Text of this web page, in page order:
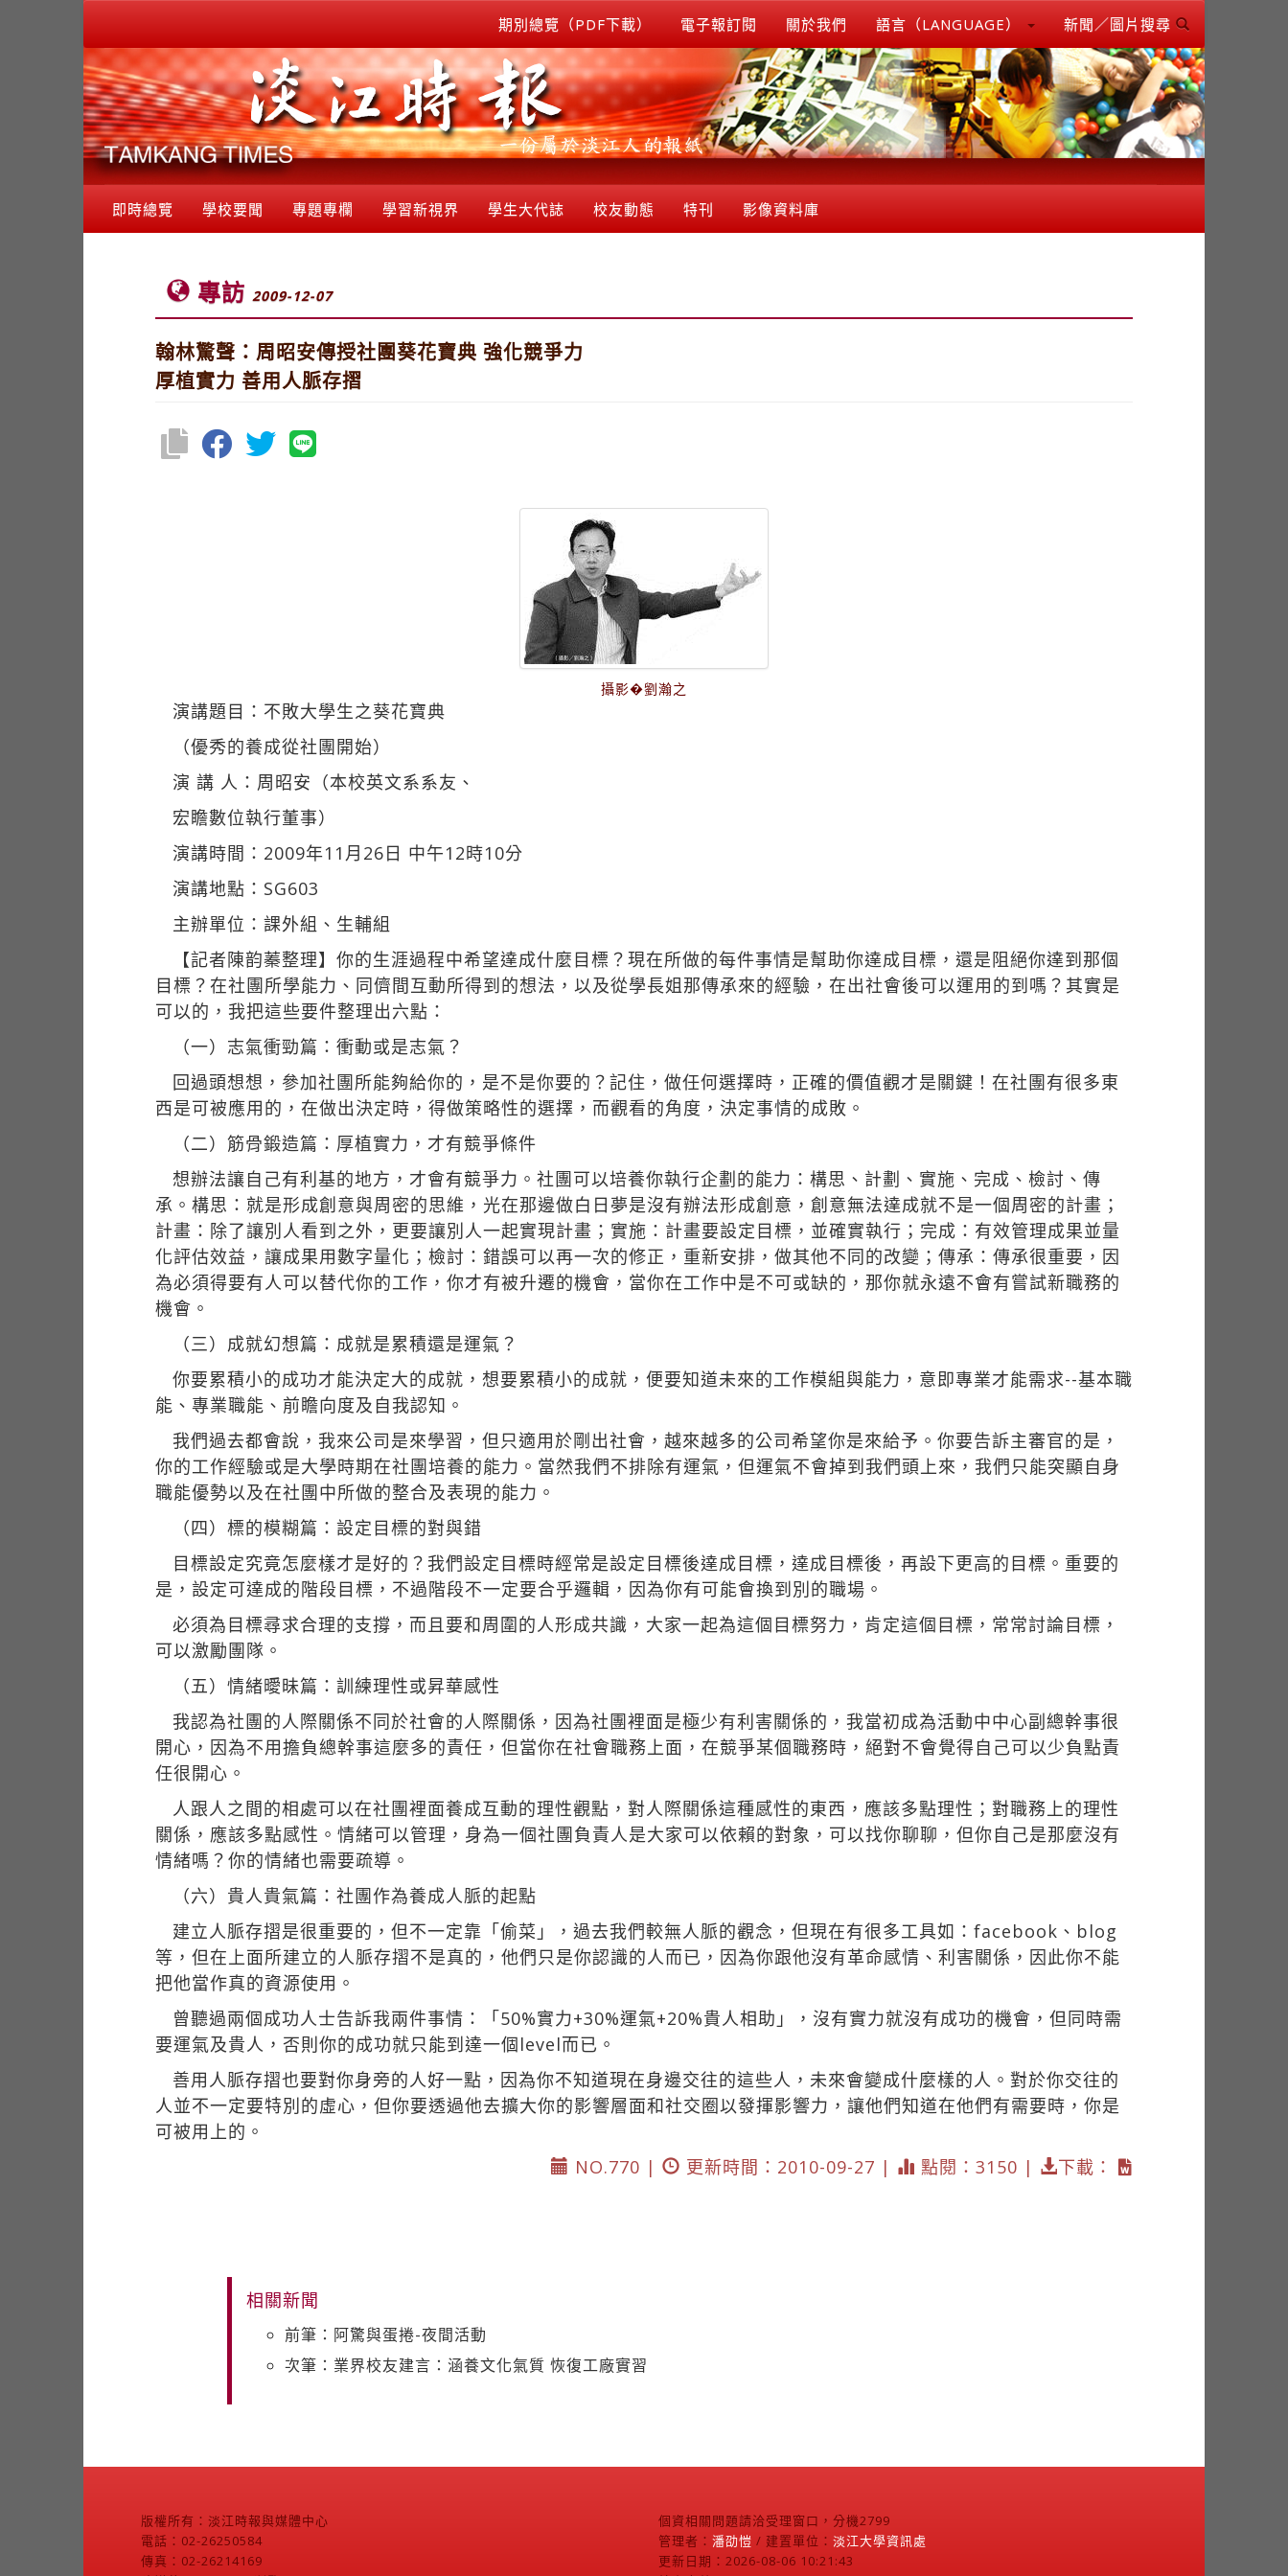
期別總覽（PDF下載） 電子報訂閱 關於我們 語言（LANGUAGE） 新聞／圖片搜尋
即時總覽 學校要聞 專題專欄 學習新視界 學生大代誌 校友動態 特刊 影像資料庫
專訪 2009-12-07
翰林驚聲：周昭安傳授社團葵花寶典 強化競爭力
厚植實力 善用人脈存摺
攝影�劉瀚之
演講題目：不敗大學生之葵花寶典
（優秀的養成從社團開始）
演 講 人：周昭安（本校英文系系友、
宏瞻數位執行董事）
演講時間：2009年11月26日 中午12時10分
演講地點：SG603
主辦單位：課外組、生輔組
【記者陳韵蓁整理】你的生涯過程中希望達成什麼目標？現在所做的每件事情是幫助你達成目標，還是阻絕你達到那個
目標？在社團所學能力、同儕間互動所得到的想法，以及從學長姐那傳承來的經驗，在出社會後可以運用的到嗎？其實是
可以的，我把這些要件整理出六點：
（一）志氣衝勁篇：衝動或是志氣？
回過頭想想，參加社團所能夠給你的，是不是你要的？記住，做任何選擇時，正確的價值觀才是關鍵！在社團有很多東
西是可被應用的，在做出決定時，得做策略性的選擇，而觀看的角度，決定事情的成敗。
（二）筋骨鍛造篇：厚植實力，才有競爭條件
想辦法讓自己有利基的地方，才會有競爭力。社團可以培養你執行企劃的能力：構思、計劃、實施、完成、檢討、傳
承。構思：就是形成創意與周密的思維，光在那邊做白日夢是沒有辦法形成創意，創意無法達成就不是一個周密的計畫；
計畫：除了讓別人看到之外，更要讓別人一起實現計畫；實施：計畫要設定目標，並確實執行；完成：有效管理成果並量
化評估效益，讓成果用數字量化；檢討：錯誤可以再一次的修正，重新安排，做其他不同的改變；傳承：傳承很重要，因
為必須得要有人可以替代你的工作，你才有被升遷的機會，當你在工作中是不可或缺的，那你就永遠不會有嘗試新職務的
機會。
（三）成就幻想篇：成就是累積還是運氣？
你要累積小的成功才能決定大的成就，想要累積小的成就，便要知道未來的工作模組與能力，意即專業才能需求--基本職
能、專業職能、前瞻向度及自我認知。
我們過去都會說，我來公司是來學習，但只適用於剛出社會，越來越多的公司希望你是來給予。你要告訴主審官的是，
你的工作經驗或是大學時期在社團培養的能力。當然我們不排除有運氣，但運氣不會掉到我們頭上來，我們只能突顯自身
職能優勢以及在社團中所做的整合及表現的能力。
（四）標的模糊篇：設定目標的對與錯
目標設定究竟怎麼樣才是好的？我們設定目標時經常是設定目標後達成目標，達成目標後，再設下更高的目標。重要的
是，設定可達成的階段目標，不過階段不一定要合乎邏輯，因為你有可能會換到別的職場。
必須為目標尋求合理的支撐，而且要和周圍的人形成共識，大家一起為這個目標努力，肯定這個目標，常常討論目標，
可以激勵團隊。
（五）情緒曖昧篇：訓練理性或昇華感性
我認為社團的人際關係不同於社會的人際關係，因為社團裡面是極少有利害關係的，我當初成為活動中中心副總幹事很
開心，因為不用擔負總幹事這麼多的責任，但當你在社會職務上面，在競爭某個職務時，絕對不會覺得自己可以少負點責
任很開心。
人跟人之間的相處可以在社團裡面養成互動的理性觀點，對人際關係這種感性的東西，應該多點理性；對職務上的理性
關係，應該多點感性。情緒可以管理，身為一個社團負責人是大家可以依賴的對象，可以找你聊聊，但你自己是那麼沒有
情緒嗎？你的情緒也需要疏導。
（六）貴人貴氣篇：社團作為養成人脈的起點
建立人脈存摺是很重要的，但不一定靠「偷菜」，過去我們較無人脈的觀念，但現在有很多工具如：facebook、blog
等，但在上面所建立的人脈存摺不是真的，他們只是你認識的人而已，因為你跟他沒有革命感情、利害關係，因此你不能
把他當作真的資源使用。
曾聽過兩個成功人士告訴我兩件事情：「50%實力+30%運氣+20%貴人相助」，沒有實力就沒有成功的機會，但同時需
要運氣及貴人，否則你的成功就只能到達一個level而已。
善用人脈存摺也要對你身旁的人好一點，因為你不知道現在身邊交往的這些人，未來會變成什麼樣的人。對於你交往的
人並不一定要特別的虛心，但你要透過他去擴大你的影響層面和社交圈以發揮影響力，讓他們知道在他們有需要時，你是
可被用上的。
NO.770 |
更新時間：2010-09-27 | 點閱：3150 | 下載：
相關新聞
前筆：阿驚與蛋捲-夜間活動
次筆：業界校友建言：涵養文化氣質 恢復工廠實習
版權所有：淡江時報與媒體中心
電話：02-26250584
傳真：02-26214169
個資相關問題請洽受理窗口，分機2799
管理者： 潘劭愷 / 建置單位： 淡江大學資訊處
更新日期：2026-08-06 10:21:43